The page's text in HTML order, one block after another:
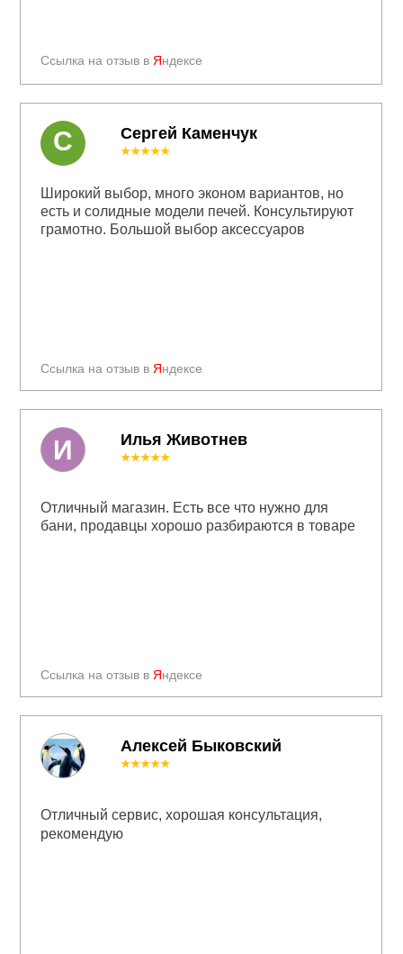
Ссылка на отзыв в Яндексе
Сергей Каменчук
Ссылка на отзыв в Яндексе
★★★★★
Широкий выбор, много эконом вариантов, но
есть и солидные модели печей. Консультируют
грамотно. Большой выбор аксессуаров
С
Илья Животнев
Ссылка на отзыв в Яндексе
★★★★★
Отличный магазин. Есть все что нужно для
бани, продавцы хорошо разбираются в товаре
И
Алексей Быковский
★★★★★
Отличный сервис, хорошая консультация,
рекомендую